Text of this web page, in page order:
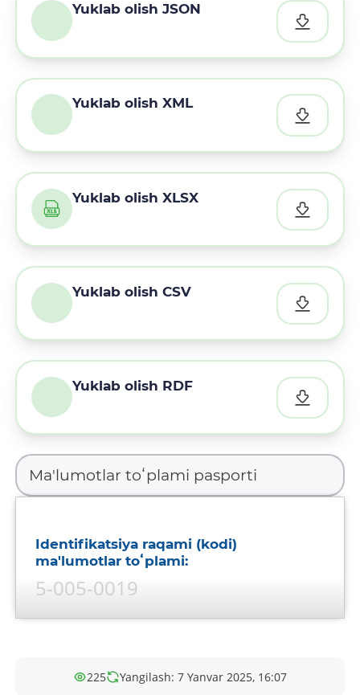
Yuklab olish JSON
Yuklab olish XML
Yuklab olish XLSX
Yuklab olish CSV
Yuklab olish RDF
Identifikatsiya raqami (kodi)
ma'lumotlar toʻplami:
5-005-0019
joylashuvi va ularga mas'ullar
225 Yangilash: 7 Yanvar 2025, 16:07